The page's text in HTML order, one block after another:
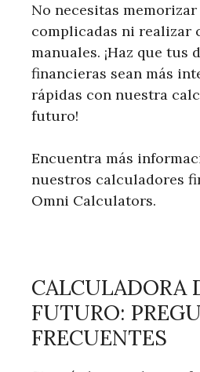
No necesitas
complicadas ni realizar
manuales. ¡Haz que tus
financieras sean más
rápidas con nuestra
futuro!
Encuentra más
nuestros calculadores
Omni Calculators.
CALCULADORA
FUTURO:
FRECUENTES